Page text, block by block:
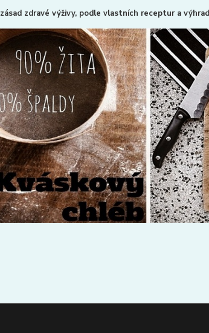
zásad zdravé výživy, podle vlastních receptur a